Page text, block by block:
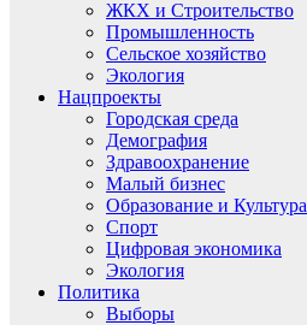
ЖКХ и Строительство
Промышленность
Сельское хозяйство
Экология
Нацпроекты
Городская среда
Демография
Здравоохранение
Малый бизнес
Образование и Культура
Спорт
Цифровая экономика
Экология
Политика
Выборы